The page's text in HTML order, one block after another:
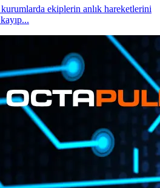
ekiplerin anlık hareketlerini
...